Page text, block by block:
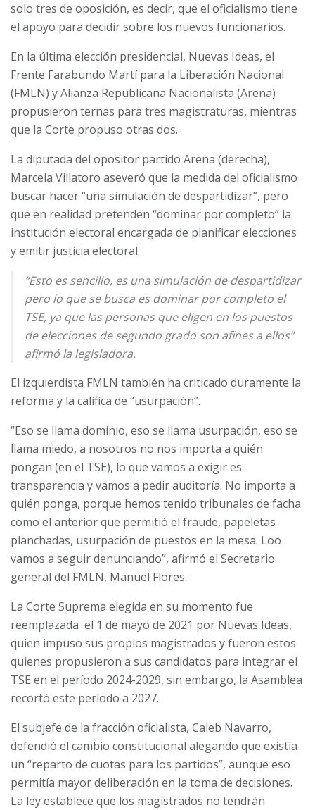
solo tres de oposición, es decir, que el oficialismo tiene
el apoyo para decidir sobre los nuevos funcionarios.
En la última elección presidencial, Nuevas Ideas, el
Frente Farabundo Martí para la Liberación Nacional
(FMLN) y Alianza Republicana Nacionalista (Arena)
propusieron ternas para tres magistraturas, mientras
que la Corte propuso otras dos.
La diputada del opositor partido Arena (derecha),
Marcela Villatoro aseveró que la medida del oficialismo
buscar hacer “una simulación de despartidizar”, pero
que en realidad pretenden “dominar por completo” la
institución electoral encargada de planificar elecciones
y emitir justicia electoral.
“Esto es sencillo, es una simulación de despartidizar
pero lo que se busca es dominar por completo el
TSE, ya que las personas que eligen en los puestos
de elecciones de segundo grado son afines a ellos”
afirmó la legisladora.
El izquierdista FMLN también ha criticado duramente la
reforma y la califica de “usurpación”.
“Eso se llama dominio, eso se llama usurpación, eso se
llama miedo, a nosotros no nos importa a quién
pongan (en el TSE), lo que vamos a exigir es
transparencia y vamos a pedir auditoría. No importa a
quién ponga, porque hemos tenido tribunales de facha
como el anterior que permitió el fraude, papeletas
planchadas, usurpación de puestos en la mesa. Loo
vamos a seguir denunciando”, afirmó el Secretario
general del FMLN, Manuel Flores.
La Corte Suprema elegida en su momento fue
reemplazada el 1 de mayo de 2021 por Nuevas Ideas,
quien impuso sus propios magistrados y fueron estos
quienes propusieron a sus candidatos para integrar el
TSE en el período 2024-2029, sin embargo, la Asamblea
recortó este período a 2027.
El subjefe de la fracción oficialista, Caleb Navarro,
defendió el cambio constitucional alegando que existía
un “reparto de cuotas para los partidos”, aunque eso
permitía mayor deliberación en la toma de decisiones.
La ley establece que los magistrados no tendrán